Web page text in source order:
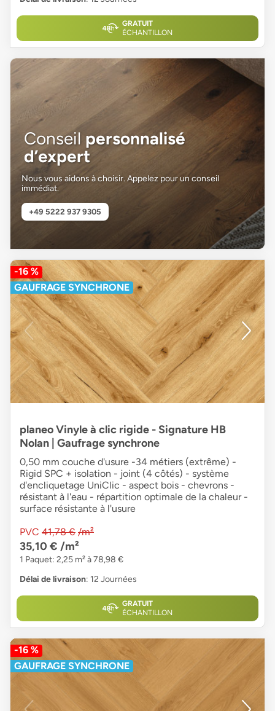
GRATUIT
ÉCHANTILLON
Conseil personnalisé
d’expert
Nous vous aidons à choisir. Appelez pour un conseil
immédiat.
+49 5222 937 9305
-16 %
GAUFRAGE SYNCHRONE
planeo Vinyle à clic rigide - Signature HB
Nolan | Gaufrage synchrone
0,50 mm couche d'usure -34 métiers (extrême) -
Rigid SPC + isolation - joint (4 côtés) - système
d'encliquetage UniClic - aspect bois - chevrons -
résistant à l'eau - répartition optimale de la chaleur -
surface résistante à l'usure
PVC 41,78 € /m²
35,10 € /m²
1 Paquet: 2,25 m² à 78,98 €
Délai de livraison: 12 Journées
GRATUIT
ÉCHANTILLON
-16 %
GAUFRAGE SYNCHRONE